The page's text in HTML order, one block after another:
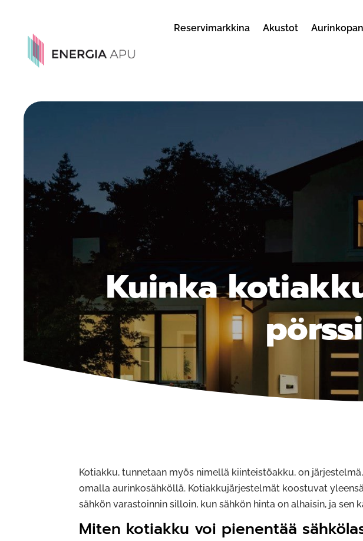
Reservimarkkina Akustot
Kuinka
Kotiakku, tunnetaan myös nimellä kiinteistöakku, on
omalla aurinkosähköllä. Kotiakkujärjestelmät koostuvat
sähkön varastoinnin silloin, kun sähkön hinta on alhaisin, ja
Miten kotiakku voi pienentää